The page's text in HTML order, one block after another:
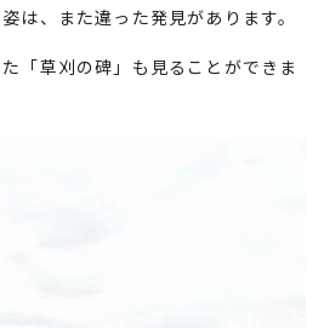
は、また違った発見があります。
「草刈の碑」も見ることができま